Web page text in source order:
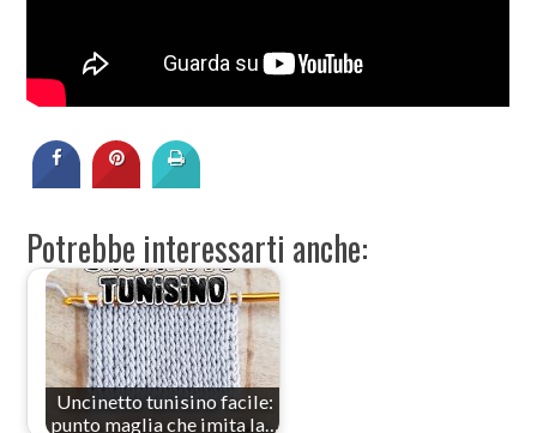
Potrebbe interessarti anche:
Uncinetto tunisino facile:
punto maglia che imita la…